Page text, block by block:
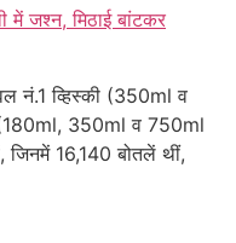
में जश्न, मिठाई बांटकर
नं.1 व्हिस्की (350ml व
(180ml, 350ml व 750ml
जिनमें 16,140 बोतलें थीं,